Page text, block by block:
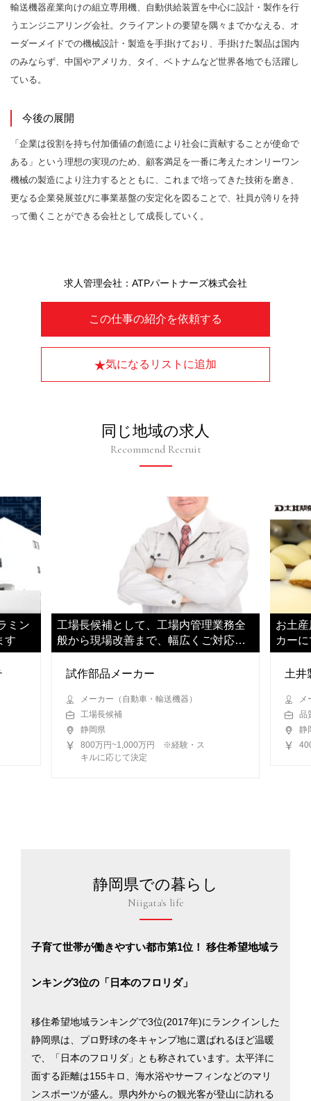
輸送機器産業向けの組立専用機、自動供給装置を中心に設計・製作を行
うエンジニアリング会社。クライアントの要望を隅々までかなえる、オ
ーダーメイドでの機械設計・製造を手掛けており、手掛けた製品は国内
のみならず、中国やアメリカ、タイ、ベトナムなど世界各地でも活躍し
ている。
今後の展開
「企業は役割を持ち付加価値の創造により社会に貢献することが使命で
ある」という理想の実現のため、顧客満足を一番に考えたオンリーワン
機械の製造により注力するとともに、これまで培ってきた技術を磨き、
更なる企業発展並びに事業基盤の安定化を図ることで、社員が誇りを持
って働くことができる会社として成長していく。
この仕事の紹介を依頼する
気になるリストに追加
求人管理会社：ATPパートナーズ株式会社
同じ地域の求人
Recommend Recruit
ミン
す
工場長候補として、工場内管理業務全
般から現場改善まで、幅広くご対応い
ただきます
試作部品メーカー
メーカー（自動車・輸送機器）
工場長候補
静岡県
800万円~1,000万円 ※経験・ス
キルに応じて決定
お土
カー
ただ
土井
メ
品
静
静岡県での暮らし
Niigata's life
子育て世帯が働きやすい都市第1位！ 移住希望地域ラ
ンキング3位の「日本のフロリダ」
移住希望地域ランキングで3位(2017年)にランクインした
静岡県は、プロ野球の冬キャンプ地に選ばれるほど温暖
で、「日本のフロリダ」とも称されています。太平洋に
面する距離は155キロ、海水浴やサーフィンなどのマリ
ンスポーツが盛ん。県内外からの観光客が登山に訪れる